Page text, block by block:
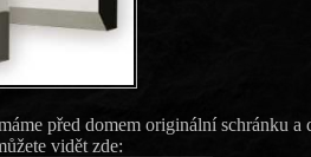
před domem originální schránku a
vidět zde: